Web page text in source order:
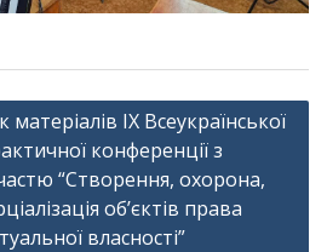
ІХ Всеукраїнської
конференції з
“Створення, охорона,
об’єктів права
власності”